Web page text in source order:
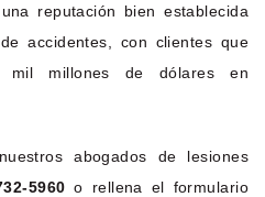
reputación bien establecida
accidentes, con clientes que
millones de dólares en
abogados de lesiones
5960 o rellena el formulario